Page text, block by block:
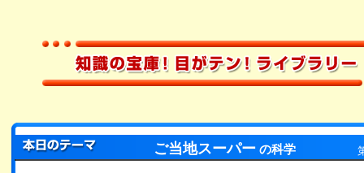
ご当地スーパー の科学